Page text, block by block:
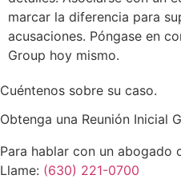
marcar la diferencia para
acusaciones. Póngase en
Group hoy mismo.
Cuéntenos sobre su caso.
Obtenga una Reunión Inicial
Para hablar con un abogado
Llame: (630) 221-0700